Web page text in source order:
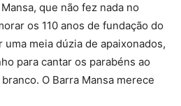
que não fez nada no
os 110 anos de fundação do
meia dúzia de apaixonados,
para cantar os parabéns ao
O Barra Mansa merece